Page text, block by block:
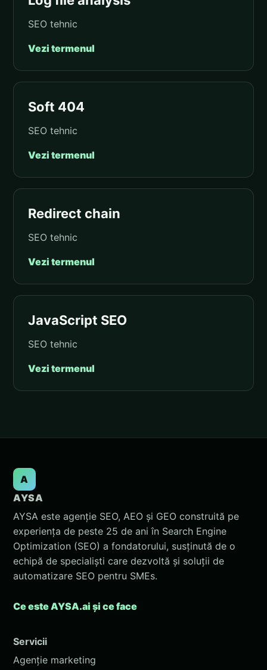
SEO tehnic
Vezi termenul
Soft 404
SEO tehnic
Vezi termenul
Redirect chain
SEO tehnic
Vezi termenul
JavaScript SEO
SEO tehnic
Vezi termenul
A
AYSA
AYSA este agenție SEO, AEO și GEO construită pe
experiența de peste 25 de ani în Search Engine
Optimization (SEO) a fondatorului, susținută de o
echipă de specialiști care dezvoltă și soluții de
automatizare SEO pentru SMEs.
Ce este AYSA.ai și ce face
Servicii
Agenție marketing